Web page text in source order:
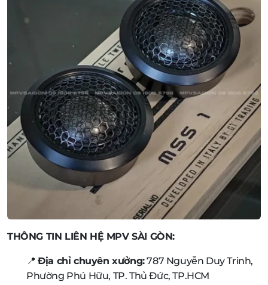
THÔNG TIN LIÊN HỆ MPV SÀI GÒN:
📍Địa chỉ chuyên xưởng:787 Nguyễn Duy Trinh,
Phường Phú Hữu, TP. Thủ Đức, TP.HCM